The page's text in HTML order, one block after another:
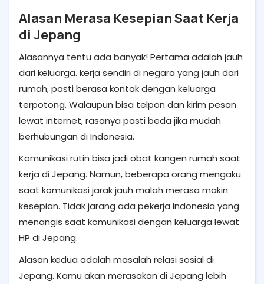
Alasan Merasa Kesepian Saat Kerja
di Jepang
Alasannya tentu ada banyak! Pertama adalah jauh
dari keluarga. kerja sendiri di negara yang jauh dari
rumah, pasti berasa kontak dengan keluarga
terpotong. Walaupun bisa telpon dan kirim pesan
lewat internet, rasanya pasti beda jika mudah
berhubungan di Indonesia.
Komunikasi rutin bisa jadiobat kangen rumah saat
kerja di Jepang. Namun, beberapa orang mengaku
saat komunikasi jarak jauh malah merasa makin
kesepian. Tidak jarang ada pekerja Indonesia yang
menangis saat komunikasi dengan keluarga lewat
HP di Jepang.
Alasan kedua adalah masalah relasi sosial di
Jepang. Kamu akan merasakan di Jepang lebih